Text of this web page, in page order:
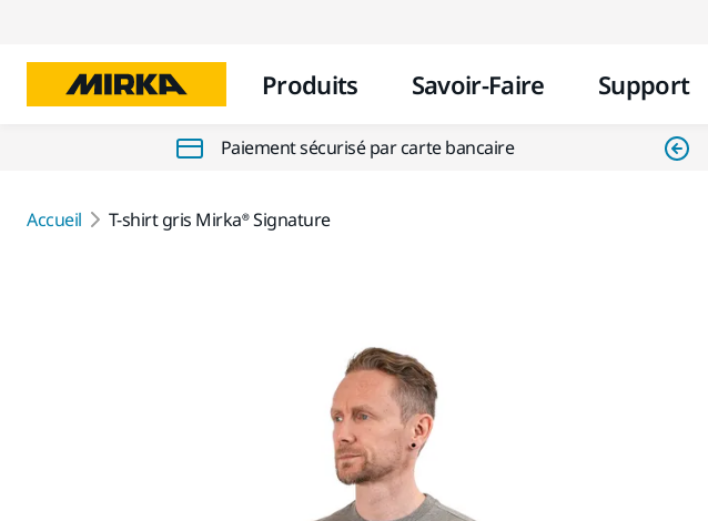
Produits Savoir-Faire Support
Paiement sécurisé par carte bancaire
Accueil T-shirt gris Mirka® Signature